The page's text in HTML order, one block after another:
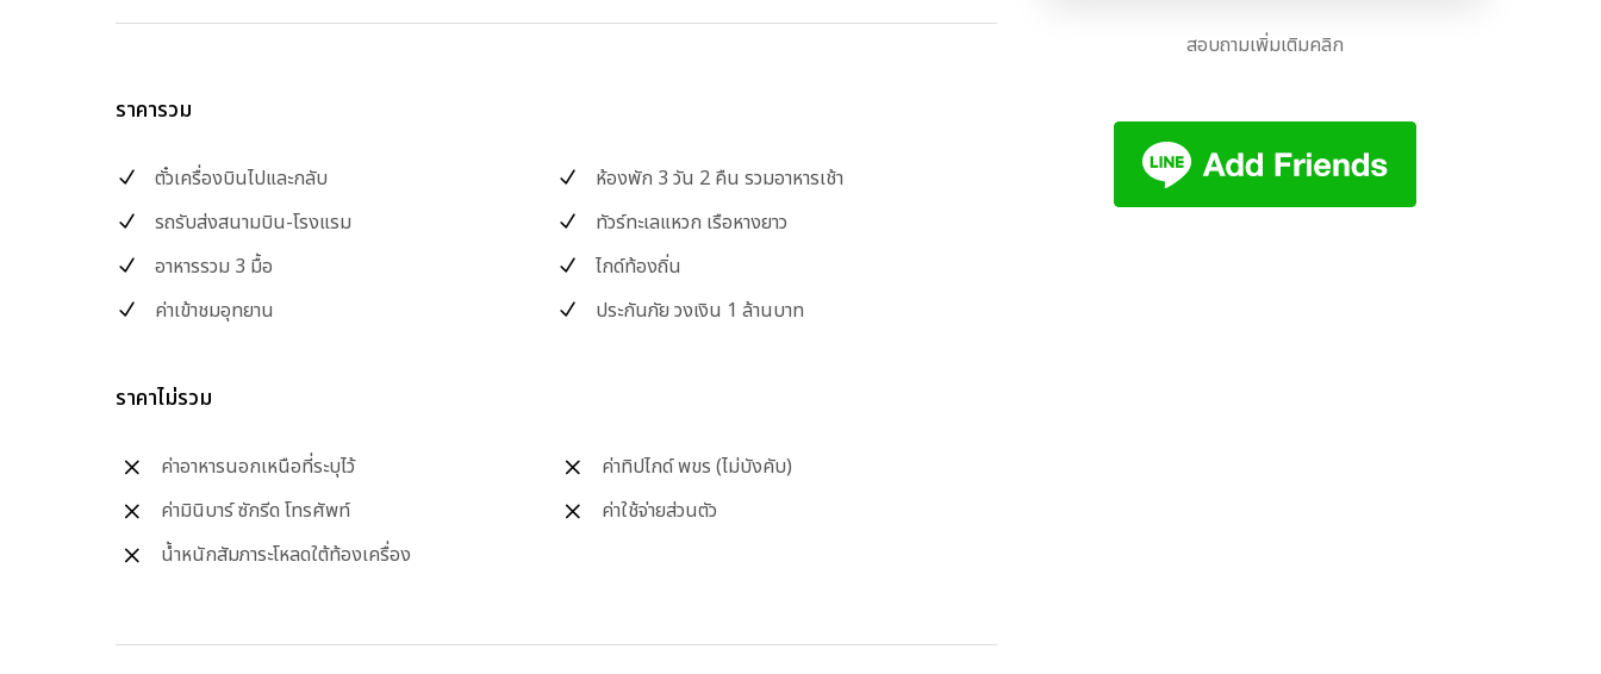
ราคารวม
ตั๋วเครื่องบินไปและกลับ
ห้องพัก 3 วัน 2 คืน รวมอาหารเช้า
รถรับส่งสนามบิน-โรงแรม
ทัวร์ทะเลแหวก เรือหางยาว
อาหารรวม 3 มื้อ
ไกด์ท้องถิ่น
ค่าเข้าชมอุทยาน
ประกันภัย วงเงิน 1 ล้านบาท
ราคาไม่รวม
ค่าอาหารนอกเหนือที่ระบุไว้
ค่าทิปไกด์ พขร (ไม่บังคับ)
ค่ามินิบาร์ ซักรีด โทรศัพท์
ค่าใช้จ่ายส่วนตัว
น้ำหนักสัมภาระโหลดใต้ท้องเครื่อง
สอบถามเพิ่มเติมคลิก